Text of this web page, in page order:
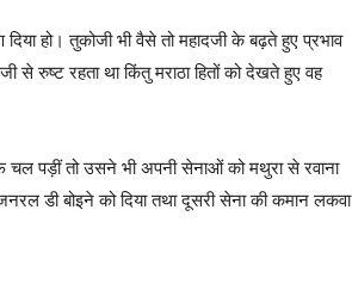
हो। तुकोजी भी वैसे तो महादजी के बढ़ते हुए प्रभाव
से रुष्ट रहता था किंतु मराठा हितों को देखते हुए वह
चल पड़ीं तो उसने भी अपनी सेनाओं को मथुरा से रवाना
डी बोइने को दिया तथा दूसरी सेना की कमान लकवा